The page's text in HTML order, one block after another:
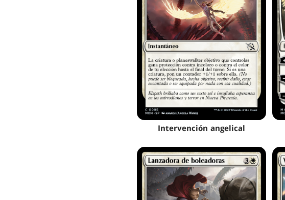
Intervención angelical